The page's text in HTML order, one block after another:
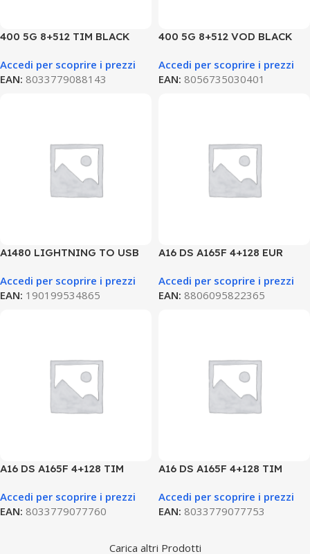
400 5G 8+512 TIM BLACK
Accedi per scoprire i prezzi
EAN: 8033779088143
400 5G 8+512 VOD BLACK
Accedi per scoprire i prezzi
EAN: 8056735030401
A1480 LIGHTNING TO USB
Accedi per scoprire i prezzi
EAN: 190199534865
A16 DS A165F 4+128 EUR
Accedi per scoprire i prezzi
EAN: 8806095822365
A16 DS A165F 4+128 TIM
Accedi per scoprire i prezzi
EAN: 8033779077760
A16 DS A165F 4+128 TIM
Accedi per scoprire i prezzi
EAN: 8033779077753
Carica altri Prodotti